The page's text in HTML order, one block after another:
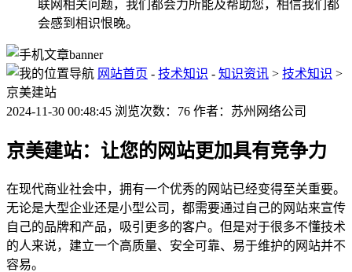
联网相关问题，我们都会力所能及帮助您，相信我们都
会感到相识恨晚。
网站首页 - 技术知识 - 知识资讯 > 技术知识 >
京美建站
2024-11-30 00:48:45 浏览次数：76 作者：苏州网络公司
京美建站：让您的网站更加具有竞争力
在现代商业社会中，拥有一个优秀的网站已经变得至关重要。
无论是大型企业还是小型公司，都需要通过自己的网站来宣传
自己的品牌和产品，吸引更多的客户。但是对于很多不懂技术
的人来说，建立一个高质量、安全可靠、易于维护的网站并不
容易。